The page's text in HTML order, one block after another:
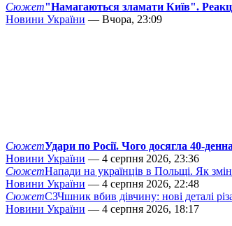
Сюжет"Намагаються зламати Київ".
Новини України — Вчора, 23:09
СюжетУдари по Росії. Чого досягла 40-
Новини України — 4 серпня 2026, 23:36
СюжетНапади на українців в Польщі. Як
Новини України — 4 серпня 2026, 22:48
СюжетСЗЧшник вбив дівчину: нові деталі
Новини України — 4 серпня 2026, 18:17